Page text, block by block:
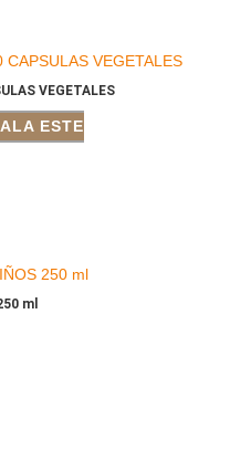
VEGETALES
ESTE
ml